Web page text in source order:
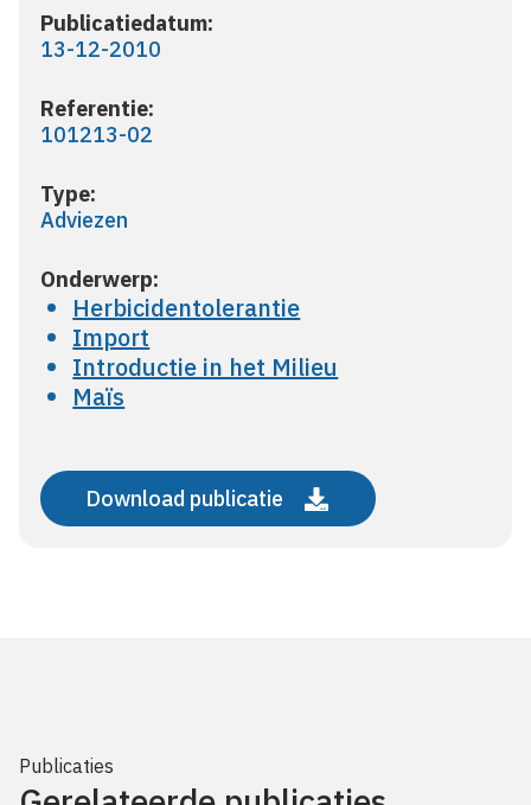
Publicatiedatum:
13-12-2010
Referentie:
101213-02
Type:
Adviezen
Onderwerp:
Herbicidentolerantie
Import
Introductie in het Milieu
Maïs
Download publicatie
Publicaties